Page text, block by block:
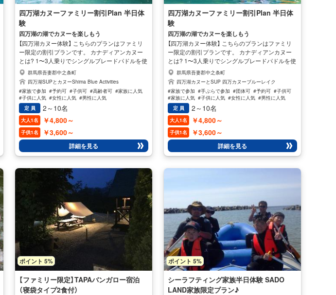
四万湖カヌーファミリー割引Plan 半日体
験
四万湖の湖でカヌーを楽しもう
【四万湖カヌー体験】 こちらのプランはファミリ
ー限定の割引プランです。 カナディアンカヌー
とは? 1〜3人乗りでシングルブレードパドルを使
って漕ぐ舟のことです。北米でインディアンが使
用していたのが起源です。 主にカナダインディ
アンが湖沼の移動に使っていたので『カナディア
ンカヌー』という名称になりました。 カヤックよ
りも安定感のあるカナディアンカヌーなら、陸か
らでは近づくことのできないポイントや渓流の中
で安全に楽めるので、のんびりしたい人・景色を
楽しみたい人には是非オススメです。 乗船者全
員で息を合わせてパドルを漕ぎ、大自然に囲まれ
た湖をユックリと進み、操作に慣れてくると、湖
上を軽快に滑っていくスピード感を体感しながら
夏は緑葉、秋は紅葉に囲まれながら進む、極上の
湖上クルージングをお楽しみください。 開催期
間 4月～12月上旬迄【四万湖カヌーコース】
群馬県吾妻郡中之条町
四万湖SUPとカヌーShima Blue Activities
#家族で参加 #予約可 #子供可 #高齢者可 #家族に人気
#子供に人気 #女性に人気 #男性に人気
定 員
2～10名
大人1名 ￥4,800～
子供1名 ￥3,600～
詳細を見る
四万湖カヌーファミリー割引Plan 半日体
験
四万湖の湖でカヌーを楽しもう
【四万湖カヌー体験】 こちらのプランはファミリ
ー限定の割引プランです。 カナディアンカヌー
とは? 1〜3人乗りでシングルブレードパドルを使
って漕ぐ舟のことです。北米でインディアンが使
用していたのが起源です。 主にカナダインディ
アンが湖沼の移動に使っていたので『カナディア
ンカヌー』という名称になりました。 カヤックよ
りも安定感のあるカナディアンカヌーなら、陸か
らでは近づくことのできないポイントや渓流の中
で安全に楽めるので、のんびりしたい人・景色を
楽しみたい人には是非オススメです。 乗船者全
員で息を合わせてパドルを漕ぎ、大自然に囲まれ
た湖をユックリと進み、操作に慣れてくると、湖
上を軽快に滑っていくスピード感を体感しながら
間 4月～12月上旬迄【四万湖カヌーコース】
群馬県吾妻郡中之条町
四万湖カヌーとSUP 四万カヌーブルーレイク
#家族で参加 #手ぶらで参加 #団体可 #予約可 #子供可
#家族に人気 #子供に人気 #女性に人気 #男性に人気
定 員
2～10名
大人1名 ￥4,800～
子供1名 ￥3,600～
詳細を見る
ポイント 5%
【ファミリー限定】TAPAバンガロー宿泊
（寝袋タイプ2食付）
ポイント 5%
シーラフティング家族半日体験 SADO
LAND家族限定プラン♪